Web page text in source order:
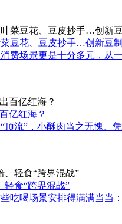
豆花、豆皮抄手…创新豆
费场景更是十分多元，
亿红海？
顶流”，小酥肉当之无愧。
轻食“跨界混战”
吃喝场景安排得满满当当